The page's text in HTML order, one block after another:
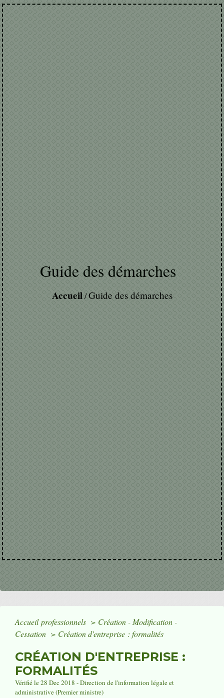
Guide des démarches
Accueil/Guide des démarches
Accueil professionnels > Création - Modification -
Cessation > Création d'entreprise : formalités
CRÉATION D'ENTREPRISE :
FORMALITÉS
Vérifié le 28 Dec 2018 - Direction de l'information légale et
administrative (Premier ministre)